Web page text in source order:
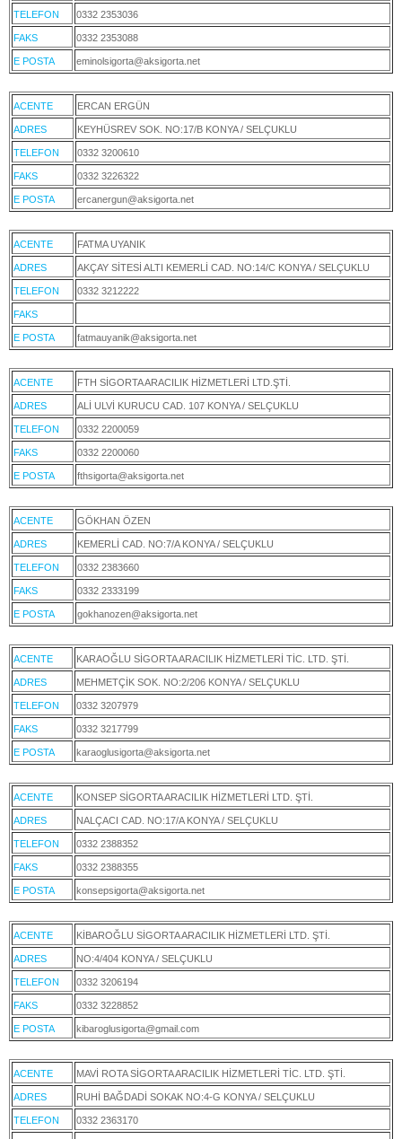
TELEFON 0332 2353036
FAKS 0332 2353088
E POSTA eminolsigorta@aksigorta.net
ACENTE ERCAN ERGÜN
ADRES KEYHÜSREV SOK. NO:17/B KONYA / SELÇUKLU
TELEFON 0332 3200610
FAKS 0332 3226322
E POSTA ercanergun@aksigorta.net
ACENTE FATMA UYANIK
ADRES AKÇAY SİTESİ ALTI KEMERLİ CAD. NO:14/C KONYA / SELÇUKLU
TELEFON 0332 3212222
FAKS
E POSTA fatmauyanik@aksigorta.net
ACENTE FTH SİGORTA ARACILIK HİZMETLERİ LTD.ŞTİ.
ADRES ALİ ULVİ KURUCU CAD. 107 KONYA / SELÇUKLU
TELEFON 0332 2200059
FAKS 0332 2200060
E POSTA fthsigorta@aksigorta.net
ACENTE GÖKHAN ÖZEN
ADRES KEMERLİ CAD. NO:7/A KONYA / SELÇUKLU
TELEFON 0332 2383660
FAKS 0332 2333199
E POSTA gokhanozen@aksigorta.net
ACENTE KARAOĞLU SİGORTA ARACILIK HİZMETLERİ TİC. LTD. ŞTİ.
ADRES MEHMETÇİK SOK. NO:2/206 KONYA / SELÇUKLU
TELEFON 0332 3207979
FAKS 0332 3217799
E POSTA karaoglusigorta@aksigorta.net
ACENTE KONSEP SİGORTA ARACILIK HİZMETLERİ LTD. ŞTİ.
ADRES NALÇACI CAD. NO:17/A KONYA / SELÇUKLU
TELEFON 0332 2388352
FAKS 0332 2388355
E POSTA konsepsigorta@aksigorta.net
ACENTE KİBAROĞLU SİGORTA ARACILIK HİZMETLERİ LTD. ŞTİ.
ADRES NO:4/404 KONYA / SELÇUKLU
TELEFON 0332 3206194
FAKS 0332 3228852
E POSTA kibaroglusigorta@gmail.com
ACENTE MAVİ ROTA SİGORTA ARACILIK HİZMETLERİ TİC. LTD. ŞTİ.
ADRES RUHİ BAĞDADİ SOKAK NO:4-G KONYA / SELÇUKLU
TELEFON 0332 2363170